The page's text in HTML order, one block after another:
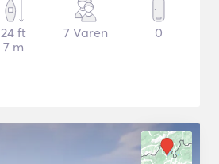
24 ft
7 m
7 Varen 0